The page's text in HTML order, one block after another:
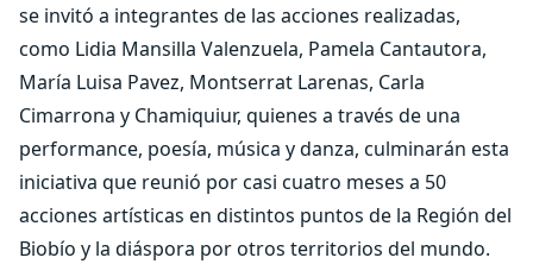
se invitó a integrantes de las acciones realizadas,
como Lidia Mansilla Valenzuela, Pamela Cantautora,
María Luisa Pavez, Montserrat Larenas, Carla
Cimarrona y Chamiquiur, quienes a través de una
performance, poesía, música y danza, culminarán esta
iniciativa que reunió por casi cuatro meses a 50
acciones artísticas en distintos puntos de la Región del
Biobío y la diáspora por otros territorios del mundo.